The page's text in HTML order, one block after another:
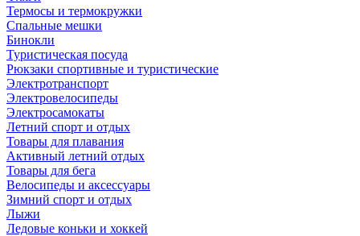
Термосы и термокружки
Спальные мешки
Бинокли
Туристическая посуда
Рюкзаки спортивные и туристические
Электротранспорт
Электровелосипеды
Электросамокаты
Летний спорт и отдых
Товары для плавания
Активный летний отдых
Товары для бега
Велосипеды и аксессуары
Зимний спорт и отдых
Лыжи
Ледовые коньки и хоккей